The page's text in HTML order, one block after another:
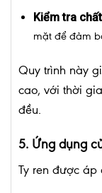
Kiểm tra
mặt để đảm
Quy trình này
cao, với thời
đều.
5. Ứng dụng
Ty ren được